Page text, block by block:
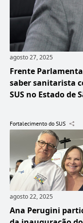
agosto 27, 2025
Frente
saber sanitarista
SUS no Estado de
Fortalecimento do SUS
agosto 22, 2025
Ana Perugini